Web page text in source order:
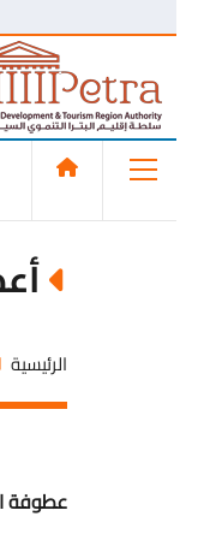
الرئيسية
عطوفة